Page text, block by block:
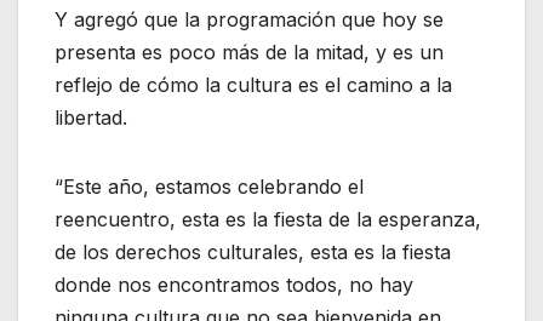
Y agregó que la programación que hoy se
presenta es poco más de la mitad, y es un
reflejo de cómo la cultura es el camino a la
libertad.
“Este año, estamos celebrando el
reencuentro, esta es la fiesta de la esperanza,
de los derechos culturales, esta es la fiesta
donde nos encontramos todos, no hay